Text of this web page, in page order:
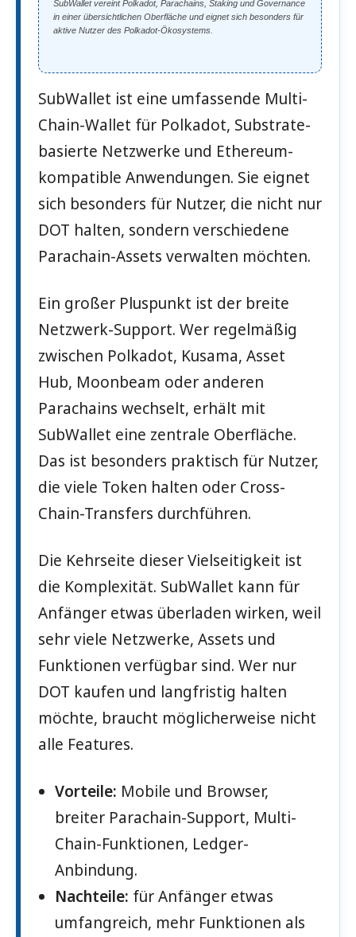
SubWallet vereint Polkadot, Parachains, Staking und Governance
in einer übersichtlichen Oberfläche und eignet sich besonders für
aktive Nutzer des Polkadot-Ökosystems.
SubWallet ist eine umfassende Multi-
Chain-Wallet für Polkadot, Substrate-
basierte Netzwerke und Ethereum-
kompatible Anwendungen. Sie eignet
sich besonders für Nutzer, die nicht nur
DOT halten, sondern verschiedene
Parachain-Assets verwalten möchten.
Ein großer Pluspunkt ist der breite
Netzwerk-Support. Wer regelmäßig
zwischen Polkadot, Kusama, Asset
Hub, Moonbeam oder anderen
Parachains wechselt, erhält mit
SubWallet eine zentrale Oberfläche.
Das ist besonders praktisch für Nutzer,
die viele Token halten oder Cross-
Chain-Transfers durchführen.
Die Kehrseite dieser Vielseitigkeit ist
die Komplexität. SubWallet kann für
Anfänger etwas überladen wirken, weil
sehr viele Netzwerke, Assets und
Funktionen verfügbar sind. Wer nur
DOT kaufen und langfristig halten
möchte, braucht möglicherweise nicht
alle Features.
Vorteile: Mobile und Browser,
breiter Parachain-Support, Multi-
Chain-Funktionen, Ledger-
Anbindung.
Nachteile: für Anfänger etwas
umfangreich, mehr Funktionen als